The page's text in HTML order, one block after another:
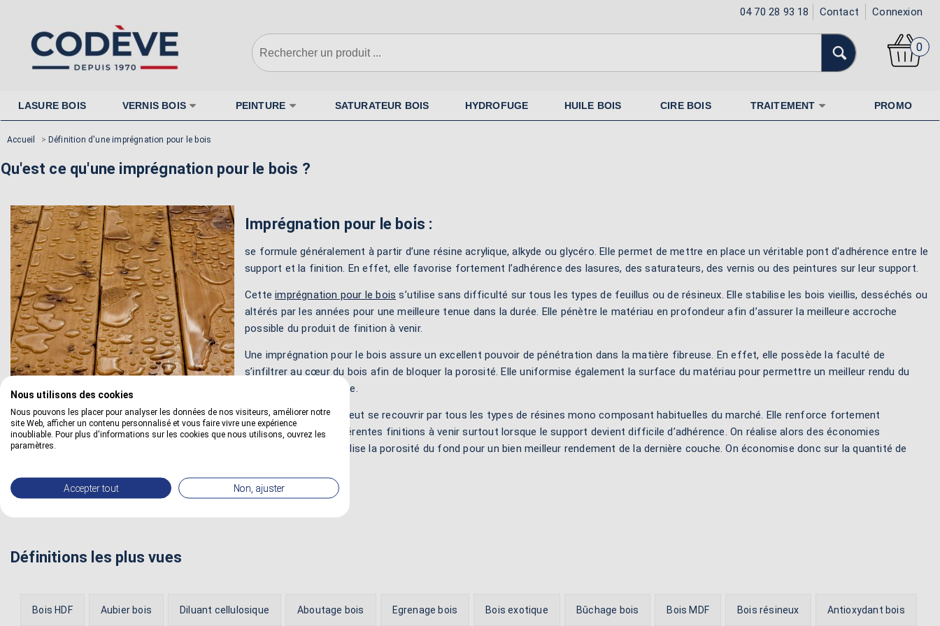
04 70 28 93 18 Contact Connexion
0
LASURE BOIS VERNIS BOIS PEINTURE SATURATEUR BOIS HYDROFUGE HUILE BOIS CIRE BOIS TRAITEMENT PROMO
Accueil > Définition d'une imprégnation pour le bois
Qu'est ce qu'une imprégnation pour le bois ?
Imprégnation pour le bois :
se formule généralement à partir d’une résine acrylique, alkyde ou glycéro. Elle permet de mettre en place un véritable pont d'adhérence entre le
support et la finition. En effet, elle favorise fortement l’adhérence des lasures, des saturateurs, des vernis ou des peintures sur leur support.
Cetteimprégnation pour le bois s’utilise sans difficulté sur tous les types de feuillus ou de résineux. Elle stabilise les bois vieillis, desséchés ou
altérés par les années pour une meilleure tenue dans la durée. Elle pénètre le matériau en profondeur afin d’assurer la meilleure accroche
possible du produit de finition à venir.
Une imprégnation pour le bois assure un excellent pouvoir de pénétration dans la matière fibreuse. En effet, elle possède la faculté de
s’infiltrer au cœur du bois afin de bloquer la porosité. Elle uniformise également la surface du matériau pour permettre un meilleur rendu du
revêtement par la suite.
Cette souscouche
peut se recouvrir par tous les types de résines mono composant habituelles du marché. Elle renforce fortement
l'accrochage des différentes finitions à venir surtout lorsque le support devient difficile d’adhérence. On réalise alors des économies
substantielles sur le produit de recouvrement. Effectivement, elle stabilise la porosité du fond pour un bien meilleur rendement de la dernière couche. On économise donc sur la quantité de
Définitions les plus vues
Bois HDF Aubier bois Diluant cellulosique Aboutage bois Egrenage bois Bois exotique Bûchage bois Bois MDF Bois résineux Antioxydant bois
Nous utilisons des cookies
Nous pouvons les placer pour analyser les données de nos visiteurs, améliorer notre
site Web, afficher un contenu personnalisé et vous faire vivre une expérience
inoubliable. Pour plus d'informations sur les cookies que nous utilisons, ouvrez les
paramètres.
Accepter tout Non, ajuster